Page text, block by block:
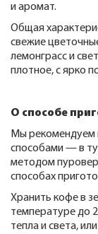
и аромат.
Общая
свежие
лемонграсс и
плотное, с ярко
О способе
Мы рекомендуем
способами — в
методом
способах
Хранить кофе в
температуре до
тепла и света,